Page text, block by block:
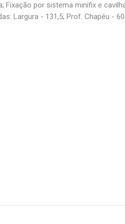
Fixação por sistema minifix e
Largura - 131,5; Prof. Chapéu -